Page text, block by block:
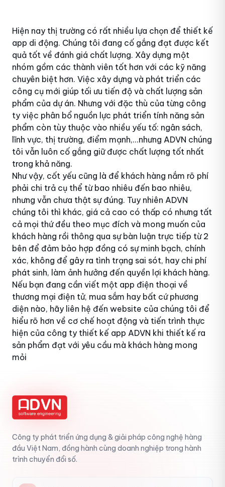
Hiện nay thị trường có rất nhiều lựa chọn để thiết kế
app di động. Chúng tôi đang cố gắng đạt được kết
quả tốt về đánh giá chất lượng. Xây dựng một
nhóm gồm các thành viên tốt hơn với các kỹ năng
chuyên biệt hơn. Việc xây dựng và phát triển các
công cụ mới giúp tối ưu tiến độ và chất lượng sản
phẩm của dự án. Nhưng với đặc thù của từng công
ty việc phân bổ nguồn lực phát triển tính năng sản
phẩm còn tùy thuộc vào nhiều yếu tố: ngân sách,
lĩnh vực, thị trường, điểm mạnh,...nhưng ADVN chúng
tôi vẫn luôn cố gắng giữ được chất lượng tốt nhất
trong khả năng.
Như vậy, cốt yếu cũng là để khách hàng nắm rõ phí
phải chi trả cụ thể từ bao nhiêu đến bao nhiêu,
nhưng vẫn chưa thật sự đúng. Tuy nhiên ADVN
chúng tôi thì khác, giá cả cao có thấp có nhưng tất
cả mọi thứ đều theo mục đích và mong muốn của
khách hàng rồi thông qua sự bàn luận trực tiếp từ 2
bên để đảm bảo hợp đồng có sự minh bạch, chính
xác, không để gây ra tình trạng sai sót, hay chi phí
phát sinh, làm ảnh hưởng đến quyền lợi khách hàng.
Nếu bạn đang cần viết một app điện thoại về
thương mại điện tử, mua sắm hay bất cứ phương
diện nào, hãy liên hệ đến website của chúng tôi để
hiểu rõ hơn về cơ chế hoạt động và tiến trình thực
hiện của công ty thiết kế app ADVN khi thiết kế ra
sản phẩm đạt với yêu cầu mà khách hàng mong
mỏi
Công ty phát triển ứng dụng & giải pháp công nghệ hàng
đầu Việt Nam, đồng hành cùng doanh nghiệp trong hành
trình chuyển đổi số.